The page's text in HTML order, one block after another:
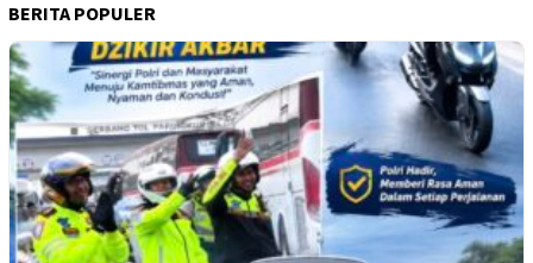
BERITA POPULER